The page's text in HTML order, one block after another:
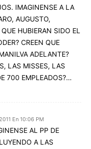
IMAGINENSE A LA
AUGUSTO,
HUBIERAN SIDO EL
CREEN QUE
ADELANTE?
LAS MISSES, LAS
700 EMPLEADOS?…
En 10:06 PM
AL PP DE
A LAS